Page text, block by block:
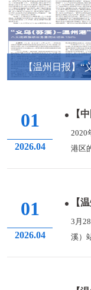
01
2026.04
【
2020
港区
01
2026.04
【温
3月
溪）